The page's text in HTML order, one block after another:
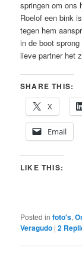
springen om ons
Roelof een bink
tegen hem
in de boot
lieve partner het
SHARE THIS:
X
Email
LIKE THIS:
Posted in foto's,
Veragudo |2